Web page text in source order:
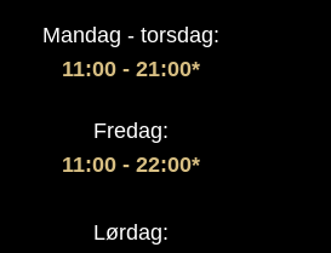
Mandag - torsdag:
11:00 - 21:00*
Fredag:
11:00 - 22:00*
Lørdag: